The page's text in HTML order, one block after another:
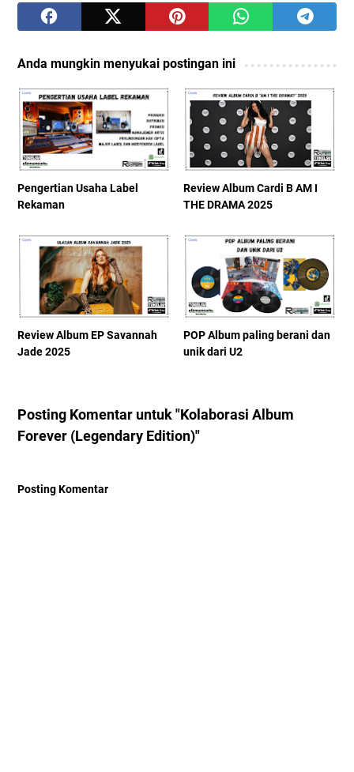
Anda mungkin menyukai postingan ini
Pengertian Usaha Label
Rekaman
Review Album Cardi B AM I
THE DRAMA 2025
Review Album EP Savannah
Jade 2025
POP Album paling berani dan
unik dari U2
Posting Komentar untuk "Kolaborasi Album
Forever (Legendary Edition)"
Posting Komentar